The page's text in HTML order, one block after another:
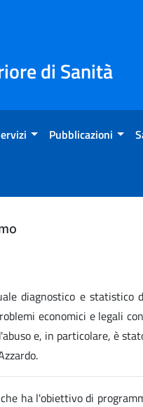
di Sanità
Pubblicazioni
diagnostico e
economici e legali
e, in particolare, è
ha l'obiettivo di